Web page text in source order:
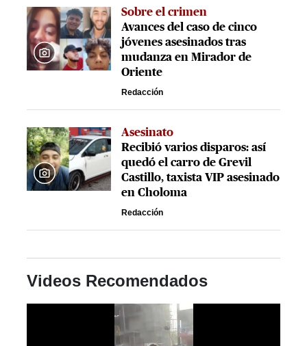
Sobre el crimen
Avances del caso de cinco
jóvenes asesinados tras
mudanza en Mirador de
Oriente
Redacción
Asesinato
Recibió varios disparos: así
quedó el carro de Grevil
Castillo, taxista VIP asesinado
en Choloma
Redacción
Videos Recomendados